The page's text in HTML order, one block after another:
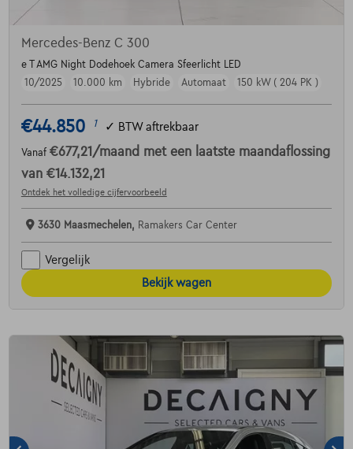
Mercedes-Benz C 300
e T AMG Night Dodehoek Camera Sfeerlicht LED
10/2025
10.000 km Hybride Automaat 150 kW ( 204 PK )
€44.850 1 ✓ BTW aftrekbaar
Vanaf €677,21 /maand met een laatste maandaflossing
van €14.132,21
Ontdek het volledige cijfervoorbeeld
3630 Maasmechelen, Ramakers Car Center
Vergelijk
Bekijk wagen